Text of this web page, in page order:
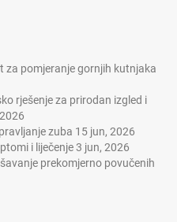
za pomjeranje gornjih kutnjaka
rješenje za prirodan izgled i
zuba 15 jun, 2026
i liječenje3 jun, 2026
prekomjerno povučenih